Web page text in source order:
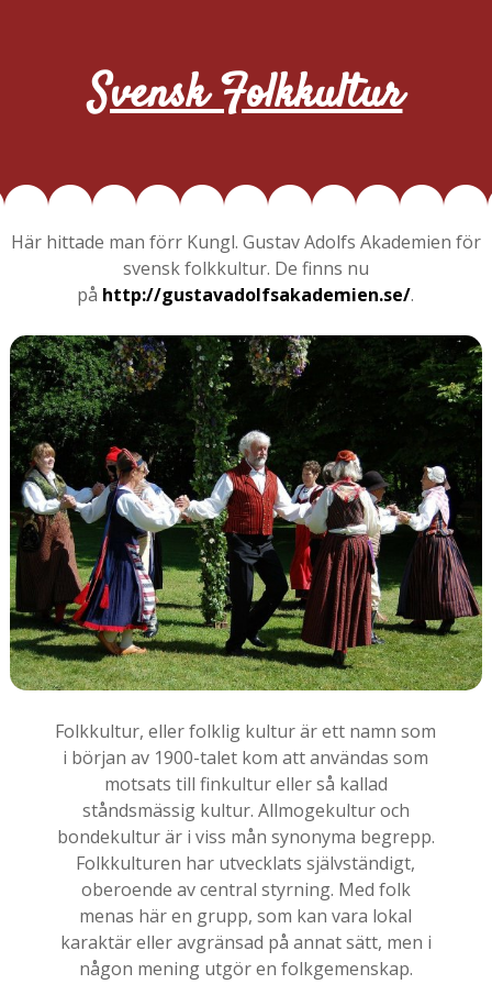
Svensk Folkkultur
Här hittade man förr Kungl. Gustav Adolfs Akademien för
svensk folkkultur. De finns nu
på http://gustavadolfsakademien.se/.
Folkkultur, eller folklig kultur är ett namn som
i början av 1900-talet kom att användas som
motsats till finkultur eller så kallad
ståndsmässig kultur. Allmogekultur och
bondekultur är i viss mån synonyma begrepp.
Folkkulturen har utvecklats självständigt,
oberoende av central styrning. Med folk
menas här en grupp, som kan vara lokal
karaktär eller avgränsad på annat sätt, men i
någon mening utgör en folkgemenskap.